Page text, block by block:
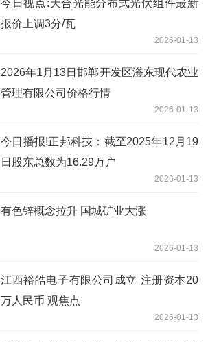
今日视点:天合光能分布式光伏组件最新
报价上调3分/瓦
2026-01-13
2026年1月13日邯郸开发区滏东现代农业
管理有限公司价格行情
2026-01-13
今日播报!正邦科技：截至2025年12月19
日股东总数为16.29万户
2026-01-13
有色锌概念拉升 国城矿业大涨
2026-01-13
江西裕皓电子有限公司成立 注册资本20
万人民币 观焦点
2026-01-13